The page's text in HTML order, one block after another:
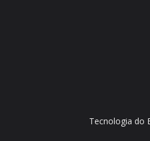
Tecnologia do